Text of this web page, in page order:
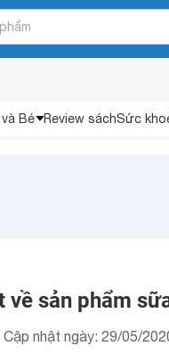
và Bé Review sáchSức
về sản phẩm
Cập nhật ngày: 29/05/